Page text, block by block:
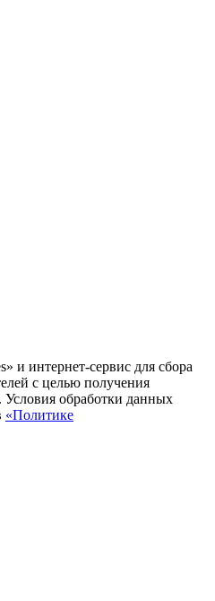
и интернет-сервис для сбора
с целью получения
обработки данных
«Политике